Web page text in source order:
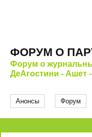
ФОРУМ О
Форум о
ДеАгостини - Ашет
Анонсы Форум